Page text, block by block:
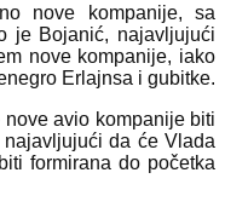
nove kompanije, sa
je Bojanić, najavljujući
nove kompanije, iako
Erlajnsa i gubitke.
avio kompanije biti
da će Vlada
formirana do početka